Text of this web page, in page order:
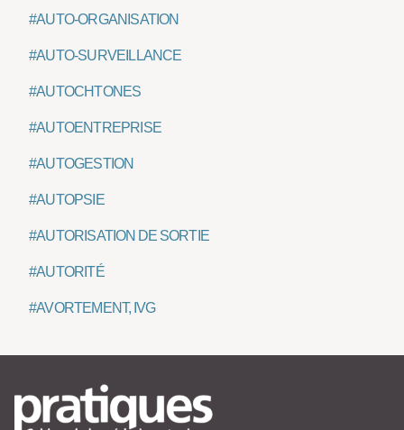
#AUTO-ORGANISATION
#AUTO-SURVEILLANCE
#AUTOCHTONES
#AUTOENTREPRISE
#AUTOGESTION
#AUTOPSIE
#AUTORISATION DE SORTIE
#AUTORITÉ
#AVORTEMENT, IVG